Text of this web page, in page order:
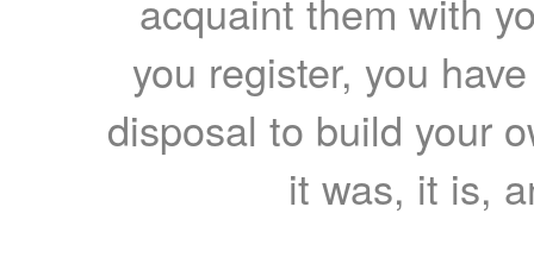
acquaint them with
you register, you
disposal to build your
it was, it is,